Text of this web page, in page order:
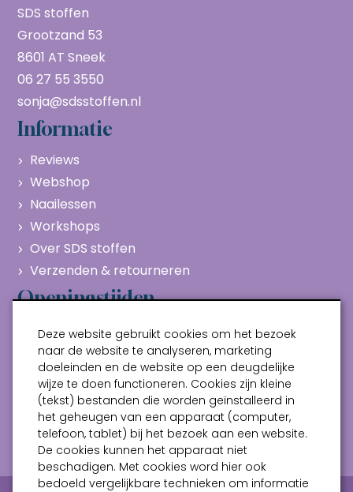
SDS stoffen
Grootzand 53
8601 AT Sneek
06 27 55 3550
sonja@sdsstoffen.nl
Informatie
Reviews
Webshop
Naailessen
Workshops
Over SDS stoffen
Verzenden & retourneren
Openingstijden
Maandag
Gesloten
Dinsdag
10:00 - 17:00
Woensdag
10:00 - 17:00
Donderdag
10:00 - 17:00
Vrijdag
10:00 - 17:00
Zaterdag
10:00 - 17:00
Deze website gebruikt cookies om het bezoek
naar de website te analyseren, marketing
doeleinden en de website op een deugdelijke
wijze te doen functioneren. Cookies zijn kleine
(tekst) bestanden die worden geïnstalleerd in
het geheugen van een apparaat (computer,
telefoon, tablet) bij het bezoek aan een website.
De cookies kunnen het apparaat niet
beschadigen. Met cookies word hier ook
bedoeld vergelijkbare technieken om informatie